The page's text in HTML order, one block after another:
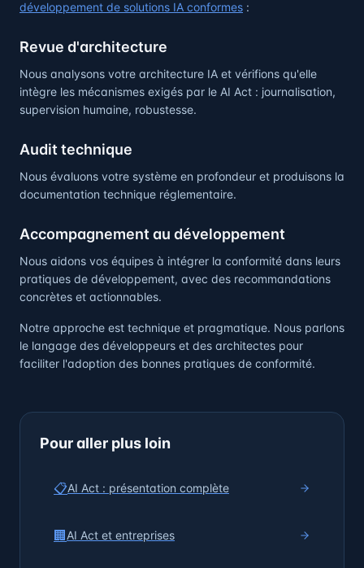
développement de solutions IA conformes :
Revue d'architecture
Nous analysons votre architecture IA et vérifions qu'elle
intègre les mécanismes exigés par le AI Act : journalisation,
supervision humaine, robustesse.
Audit technique
Nous évaluons votre système en profondeur et produisons la
documentation technique réglementaire.
Accompagnement au développement
Nous aidons vos équipes à intégrer la conformité dans leurs
pratiques de développement, avec des recommandations
concrètes et actionnables.
Notre approche est technique et pragmatique. Nous parlons
le langage des développeurs et des architectes pour
faciliter l'adoption des bonnes pratiques de conformité.
Pour aller plus loin
📋AI Act : présentation complète
🏢 AI Act et entreprises